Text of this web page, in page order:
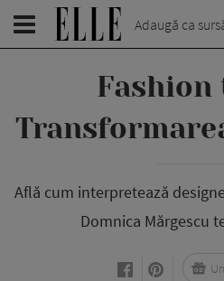
Adaugă ca
Fashion
Află cum interpretează
Domnica Mărgescu